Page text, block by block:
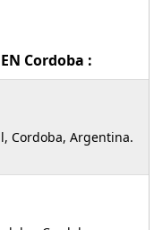
Cordoba :
Cordoba, Argentina.